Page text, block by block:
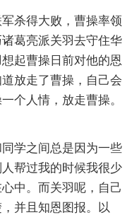
杀得大败，曹操率领
葛亮派关羽去守住华
起曹操日前对他的恩
放走了曹操，自己会
个人情，放走曹操。
学之间总是因为一些
帮过我的时候我很少
中。而关羽呢，自己
并且知恩图报。以